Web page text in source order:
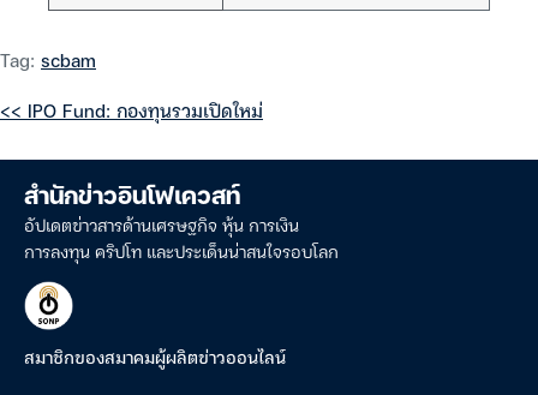
Tag: scbam
<< IPO Fund: กองทุนรวมเปิดใหม่
สำนักข่าวอินโฟเควสท์
อัปเดตข่าวสารด้านเศรษฐกิจ หุ้น การเงิน
การลงทุน คริปโท และประเด็นน่าสนใจรอบโลก
สมาชิกของสมาคมผู้ผลิตข่าวออนไลน์